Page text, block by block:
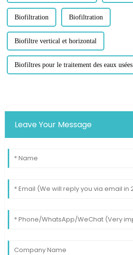
Biofiltration Biofiltration
Biofiltre vertical et horizontal
Biofiltres pour le traitement des eaux usées
Leave Your Message